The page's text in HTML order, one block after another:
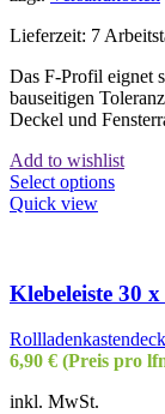
Lieferzeit: 7
Das F-Profil eignet
bauseitigen
Deckel und
Add to wishlist
Select options
Quick view
Klebeleiste 30 x
6,90 € (Preis pro
inkl. MwSt.